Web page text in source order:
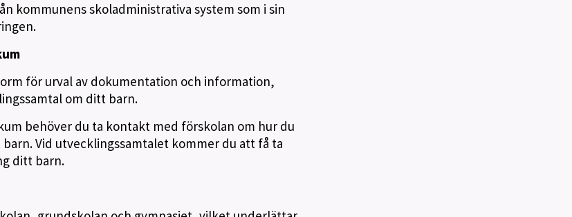
kommunens skoladministrativa system som i sin
för urval av dokumentation och information,
om ditt barn.
behöver du ta kontakt med förskolan om hur du
Vid utvecklingssamtalet kommer du att få ta
ditt barn.